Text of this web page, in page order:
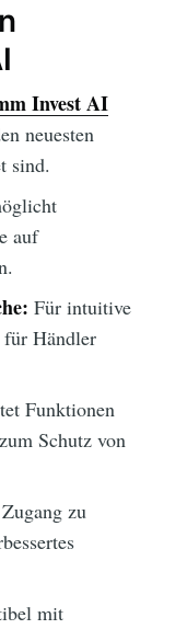
Invest AI
neuesten
sind.
auf
Für intuitive
Händler
Funktionen
Schutz von
Zugang zu
mit